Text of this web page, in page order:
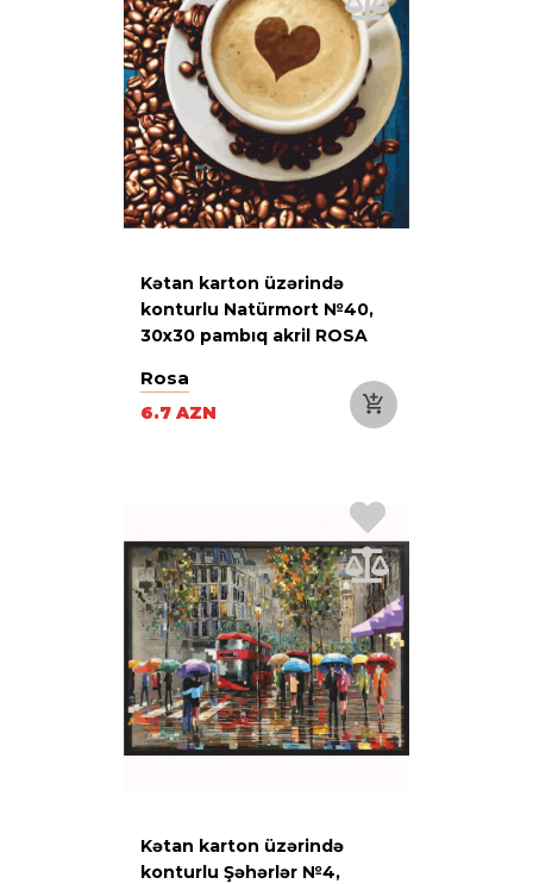
Kətan karton üzərində
konturlu Natürmort №40,
30х30 pambıq akril ROSA
Rosa
6.7 AZN
Kətan karton üzərində
konturlu Şəhərlər №4,